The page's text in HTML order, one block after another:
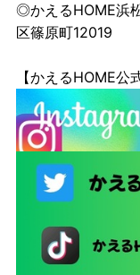
◎かえるHOME浜
区篠原町12019
【かえるHOME公